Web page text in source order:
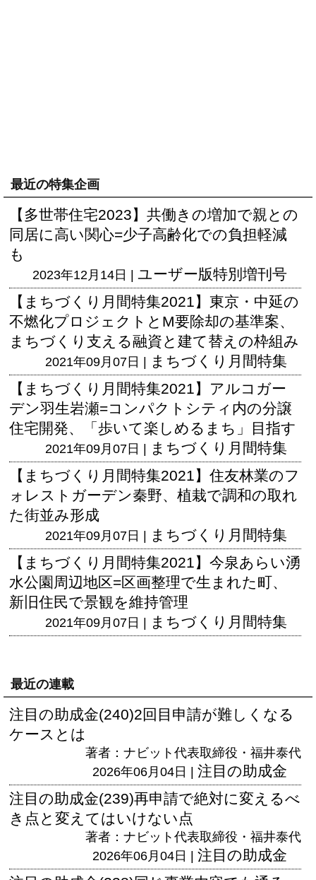
最近の特集企画
【多世帯住宅2023】共働きの増加で親との
同居に高い関心=少子高齢化での負担軽減
も
2023年12月14日 | ユーザー版特別増刊号
【まちづくり月間特集2021】東京・中延の
不燃化プロジェクトとM要除却の基準案、
まちづくり支える融資と建て替えの枠組み
2021年09月07日 | まちづくり月間特集
【まちづくり月間特集2021】アルコガー
デン羽生岩瀬=コンパクトシティ内の分譲
住宅開発、「歩いて楽しめるまち」目指す
2021年09月07日 | まちづくり月間特集
【まちづくり月間特集2021】住友林業のフ
ォレストガーデン秦野、植栽で調和の取れ
た街並み形成
2021年09月07日 | まちづくり月間特集
【まちづくり月間特集2021】今泉あらい湧
水公園周辺地区=区画整理で生まれた町、
新旧住民で景観を維持管理
2021年09月07日 | まちづくり月間特集
最近の連載
注目の助成金(240)2回目申請が難しくなる
ケースとは
著者：ナビット代表取締役・福井泰代
2026年06月04日 | 注目の助成金
注目の助成金(239)再申請で絶対に変えるべ
き点と変えてはいけない点
著者：ナビット代表取締役・福井泰代
2026年06月04日 | 注目の助成金